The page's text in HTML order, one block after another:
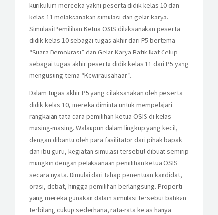
ALUMNIkurikulum merdeka yakni peserta didik kelas 10 dan
kelas 11 melaksanakan simulasi dan gelar karya.
Simulasi Pemilihan Ketua OSIS dilaksanakan peserta
didik kelas 10 sebagai tugas akhir dari P5 bertema
“Suara Demokrasi” dan Gelar Karya Batik Ikat Celup
sebagai tugas akhir peserta didik kelas 11 dari P5 yang
mengusung tema “Kewirausahaan”.
Dalam tugas akhir P5 yang dilaksanakan oleh peserta
didik kelas 10, mereka diminta untuk mempelajari
rangkaian tata cara pemilihan ketua OSIS di kelas
masing-masing. Walaupun dalam lingkup yang kecil,
dengan dibantu oleh para fasilitator dari pihak bapak
dan ibu guru, kegiatan simulasi tersebut dibuat semirip
mungkin dengan pelaksanaan pemilihan ketua OSIS
secara nyata. Dimulai dari tahap penentuan kandidat,
orasi, debat, hingga pemilihan berlangsung. Properti
yang mereka gunakan dalam simulasi tersebut bahkan
terbilang cukup sederhana, rata-rata kelas hanya